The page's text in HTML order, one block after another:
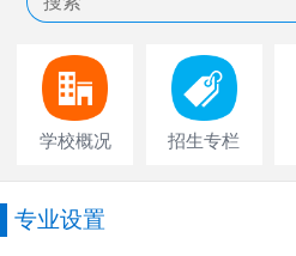
学校概况 招生专栏
专业设置